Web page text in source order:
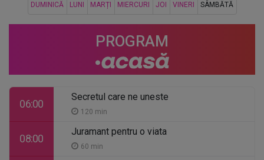
DUMINICĂ LUNI MARȚI MIERCURI JOI VINERI SÂMBĂTĂ
PROGRAM
06:00
Secretul care ne uneste
120 min
08:00
Juramant pentru o viata
60 min